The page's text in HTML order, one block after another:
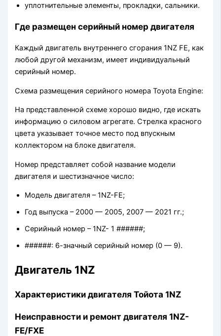
уплотнительные элементы, прокладки, сальники.
Где размещен серийный номер двигателя
Каждый двигатель внутреннего сгорания 1NZ FE, как
любой другой механизм, имеет индивидуальный
серийный номер.
Схема размещения серийного номера Toyota Engine:
На представленной схеме хорошо видно, где искать
информацию о силовом агрегате. Стрелка красного
цвета указывает точное место под впускным
коллектором на блоке двигателя.
Номер представляет собой название модели
двигателя и шестизначное число:
Модель двигателя – 1NZ-FE;
Год выпуска – 2000 — 2005, 2007 — 2021 гг.;
Серийный номер – 1NZ- 1 ######;
######: 6-значный серийный номер (0 — 9).
Двигатель 1NZ
Характеристики двигателя Тойота 1NZ
Неисправности и ремонт двигателя 1NZ-
FE/FXE